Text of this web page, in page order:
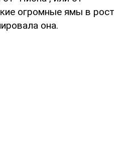
огромные ямы в рост
она.